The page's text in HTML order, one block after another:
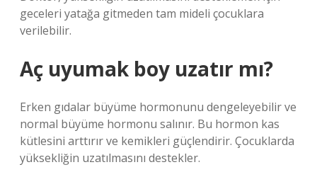
geceleri yatağa gitmeden tam mideli çocuklara
verilebilir.
Aç uyumak boy uzatır mı?
Erken gıdalar büyüme hormonunu dengeleyebilir ve
normal büyüme hormonu salınır. Bu hormon kas
kütlesini arttırır ve kemikleri güçlendirir. Çocuklarda
yüksekliğin uzatılmasını destekler.